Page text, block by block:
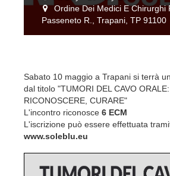
Ordine Dei Medici E Chirurghi
Passeneto R., Trapani, TP 91100
Sabato 10 maggio a Trapani si terrà
dal titolo "TUMORI DEL CAVO ORALE:
RICONOSCERE, CURARE"
L'incontro riconosce 6 ECM
L'iscrizione può essere effettuata
www.soleblu.eu